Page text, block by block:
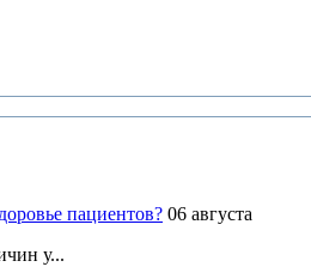
пациентов? 06 августа
у...